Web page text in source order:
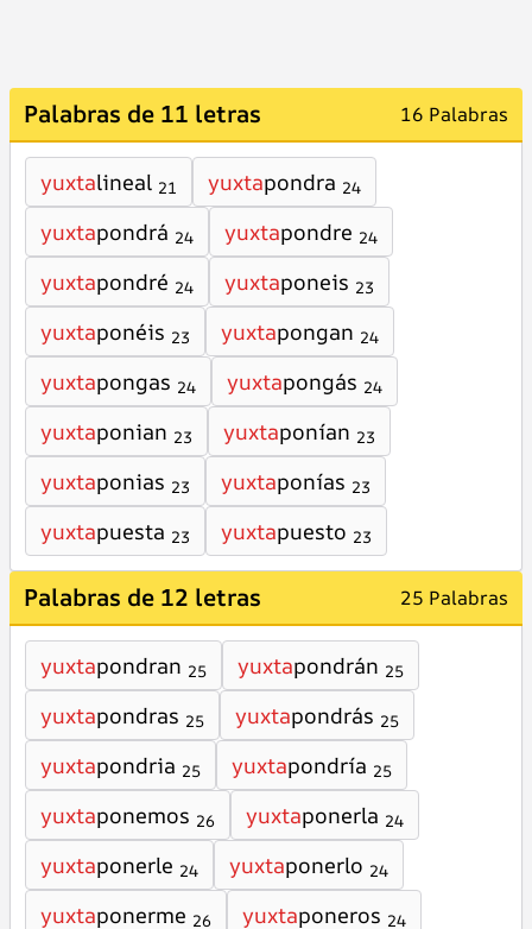
Palabras de 11 letras 16 Palabras
yuxtalineal 21 yuxtapondra 24
yuxtapondrá 24 yuxtapondre 24
yuxtapondré 24 yuxtaponeis 23
yuxtaponéis 23 yuxtapongan 24
yuxtapongas 24 yuxtapongás 24
yuxtaponian 23 yuxtaponían 23
yuxtaponias 23 yuxtaponías 23
yuxtapuesta 23 yuxtapuesto 23
Palabras de 12 letras 25 Palabras
yuxtapondran 25 yuxtapondrán 25
yuxtapondras 25 yuxtapondrás 25
yuxtapondria 25 yuxtapondría 25
yuxtaponemos 26 yuxtaponerla 24
yuxtaponerle 24 yuxtaponerlo 24
yuxtaponerme 26 yuxtaponeros 24